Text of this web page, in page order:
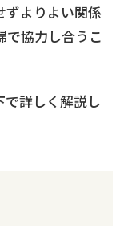
ずよりよい関係
で協力し合うこ
で詳しく解説し